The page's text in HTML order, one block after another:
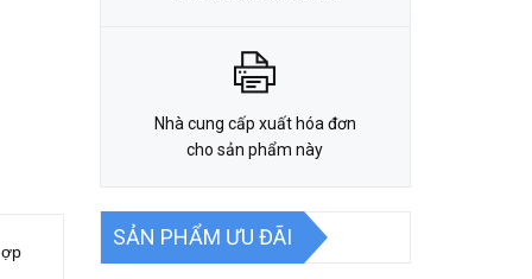
Nhà cung cấp xuất hóa đơn
cho sản phẩm này
SẢN PHẨM ƯU ĐÃI